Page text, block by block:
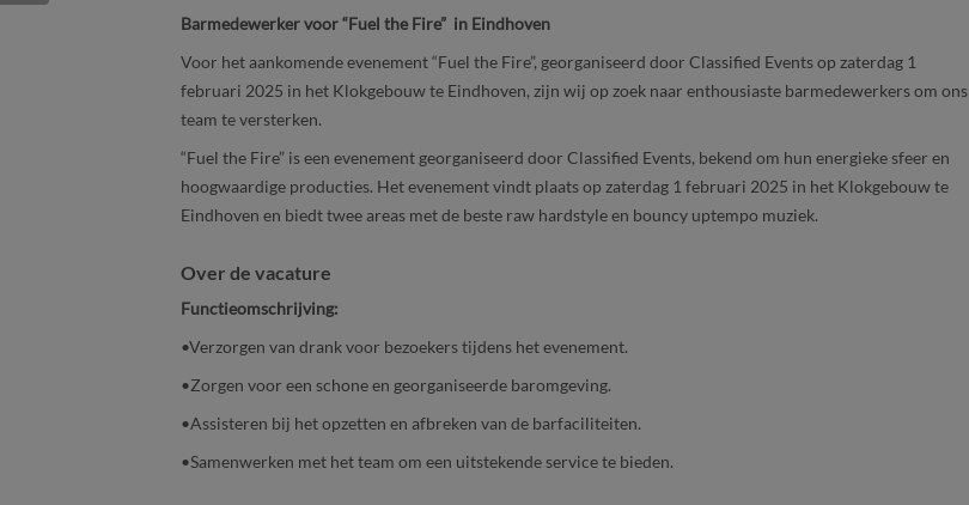
Barmedewerker voor “Fuel the Fire” in Eindhoven
Voor het aankomende evenement “Fuel the Fire”, georganiseerd door Classified Events op zaterdag 1
februari 2025 in het Klokgebouw te Eindhoven, zijn wij op zoek naar enthousiaste barmedewerkers om ons
team te versterken.
“Fuel the Fire” is een evenement georganiseerd door Classified Events, bekend om hun energieke sfeer en
hoogwaardige producties. Het evenement vindt plaats op zaterdag 1 februari 2025 in het Klokgebouw te
Eindhoven en biedt twee areas met de beste raw hardstyle en bouncy uptempo muziek.
Over de vacature
Functieomschrijving:
•Verzorgen van drank voor bezoekers tijdens het evenement.
•Zorgen voor een schone en georganiseerde baromgeving.
•Assisteren bij het opzetten en afbreken van de barfaciliteiten.
•Samenwerken met het team om een uitstekende service te bieden.